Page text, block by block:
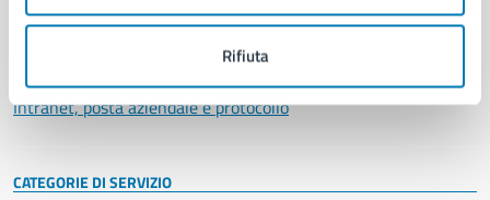
Rifiuta
Politici
Documenti e dati
Intranet, posta aziendale e protocollo
CATEGORIE DI SERVIZIO